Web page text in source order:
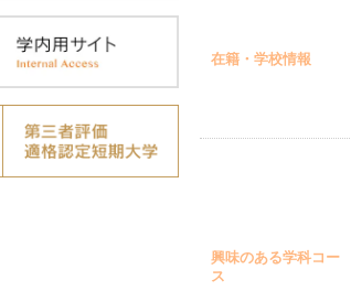
在籍・学校情報
興味のある学科コー
ス